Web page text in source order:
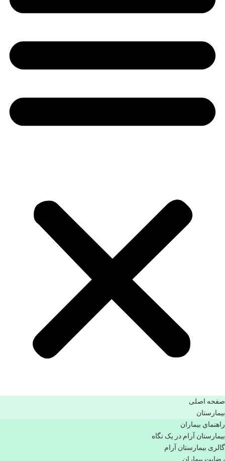
صفحه اصلی
بيمارستان
راهنماي بیماران
بیمارستان آرام در یک نگاه
گالری بیمارستان آرام
رضایت بیماران